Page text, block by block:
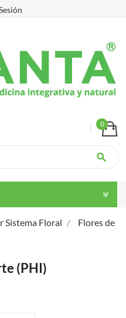
0
search
Sistema Floral
Flores de
(PHI)